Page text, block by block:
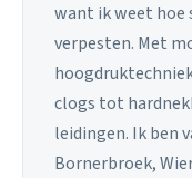
want ik weet hoe
verpesten. Met
clogs tot
leidingen. Ik ben
Bornerbroek,